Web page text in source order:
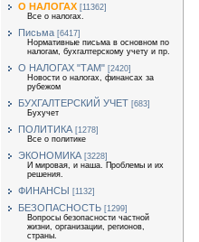
О НАЛОГАХ [11362]
Все о налогах.
Письма [6417]
Нормативные письма в основном по
налогам, бухгалтерскому учету и пр.
О НАЛОГАХ "ТАМ" [2420]
Новости о налогах, финансах за
рубежом
БУХГАЛТЕРСКИЙ УЧЕТ [683]
Бухучет
ПОЛИТИКА [1278]
Все о политике
ЭКОНОМИКА [3228]
И мировая, и наша. Проблемы и их
решения.
ФИНАНСЫ [1132]
БЕЗОПАСНОСТЬ [1299]
Вопросы безопасности частной
жизни, организации, регионов,
страны.